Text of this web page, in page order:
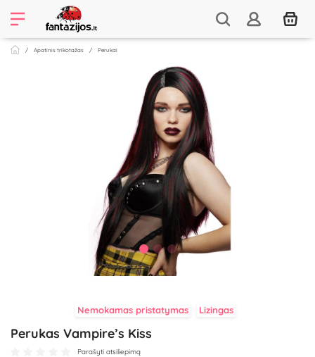
Apatinis trikotažas Perukai
Nemokamas pristatymas Lizingas
Perukas Vampire’s Kiss
Parašyti atsiliepimą